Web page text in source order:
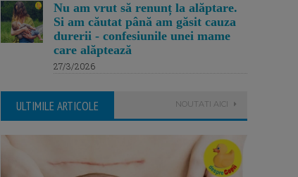
Nu am vrut să renunț la alăptare.
Si am căutat până am găsit cauza
durerii - confesiunile unei mame
care alăptează
27/3/2026
ULTIMILE ARTICOLE NOUTATI AICI